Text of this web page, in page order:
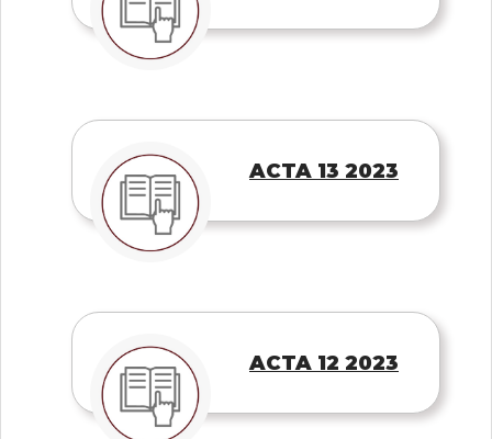
ACTA 13 2023
ACTA 12 2023